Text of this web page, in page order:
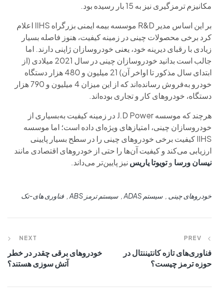
مکانیزم ترمزگیری نیز به 15 بار رسیده بود.
بر این اساس مدیر R&D موسسه بیمه ایمنی بزرگراه IIHS اعلام
کرد برخی محصولات چینی در زمینه کیفیت، هنوز فاصله بسیار
زیادی با رقبای دیرینه خود، یعنی خودروسازان ژاپنی دارند. اما
جالب است بدانید خودروسازان چینی در سال 2021 میلادی (از
ابتدای سال مذکور تا اواخر آن) 21 میلیون و 480 هزار دستگاه
خودرو به‌فروش رسانده‌اند که از این میزان 4 میلیون و 790 هزار
دستگاه، خودروهای کار و تجاری بوده‌اند.
هرچند که موسسه J.D Power در زمینه کیفیت به‌بسیاری از
خودروسازان چینی، امتیازهای ویژه‌ای داده است؛ اما موسسه
IIHS کیفیت برخی خودروهای چینی را در سطح بسیار پایینی
ارزیابی می‌کند و کیفیت آن‌ها را حتی از خودروهای اقتصادی مانند
نیسان ورسا وتویوتایاریس نیز پایین‌تر می‌داند.
خودروهای چینی سیستم ADAS سیستم ترمز ABS فناوری‌‎ های-تک
PREV
فناوری‌های تازه کانتیننتال در
حوزه ترمز چیست؟
NEXT
خودروهای برقی چقدر در خطر
آتش سوزی هستند؟